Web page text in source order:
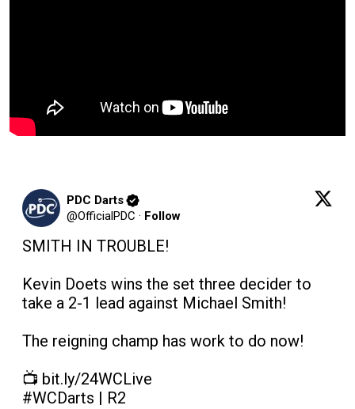
PDC Darts
@OfficialPDC · Follow
SMITH IN TROUBLE!
Kevin Doets wins the set three decider to
take a 2-1 lead against Michael Smith!
The reigning champ has work to do now!
📺 bit.ly/24WCLive
#WCDarts | R2